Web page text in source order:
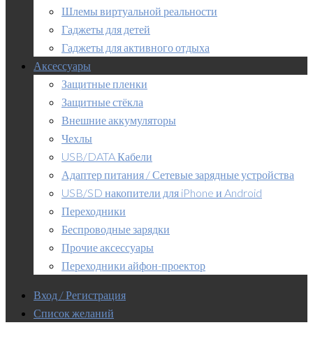
Шлемы виртуальной реальности
Гаджеты для детей
Гаджеты для активного отдыха
Аксессуары
Защитные пленки
Защитные стёкла
Внешние аккумуляторы
Чехлы
USB/DATA Кабели
Адаптер питания / Сетевые зарядные устройства
USB/SD накопители для iPhone и Android
Переходники
Беспроводные зарядки
Прочие аксессуары
Переходники айфон-проектор
Вход / Регистрация
Список желаний